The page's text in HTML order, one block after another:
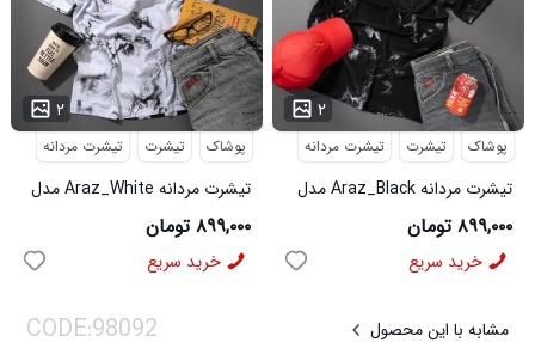
۲ ...
پوشاک تیشرت تیشرت مردانه
تیشرت مردانه Araz_White مدل
3992
۸۹۹,۰۰۰ تومان
خرید سریع
۲ ...
پوشاک تیشرت تیشرت مردانه
تیشرت مردانه Araz_Black مدل
3991
۸۹۹,۰۰۰ تومان
خرید سریع
مشابه با این محصول